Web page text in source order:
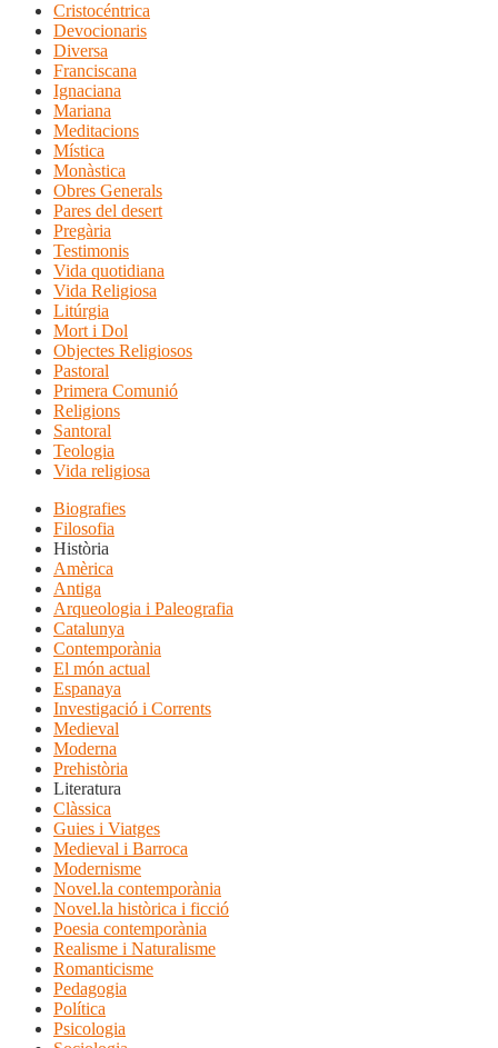
Cristocéntrica
Devocionaris
Diversa
Franciscana
Ignaciana
Mariana
Meditacions
Mística
Monàstica
Obres Generals
Pares del desert
Pregària
Testimonis
Vida quotidiana
Vida Religiosa
Litúrgia
Mort i Dol
Objectes Religiosos
Pastoral
Primera Comunió
Religions
Santoral
Teologia
Vida religiosa
Biografies
Filosofia
Història
Amèrica
Antiga
Arqueologia i Paleografia
Catalunya
Contemporània
El món actual
Espanaya
Investigació i Corrents
Medieval
Moderna
Prehistòria
Literatura
Clàssica
Guies i Viatges
Medieval i Barroca
Modernisme
Novel.la contemporània
Novel.la històrica i ficció
Poesia contemporània
Realisme i Naturalisme
Romanticisme
Pedagogia
Política
Psicologia